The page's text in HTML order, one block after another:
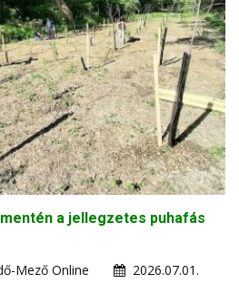
a jellegzetes puhafás
Mező Online
2026.07.01.